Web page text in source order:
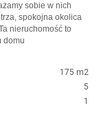
sobie w nich
spokojna okolica
nieruchomość to
domu
175 m2
5
1